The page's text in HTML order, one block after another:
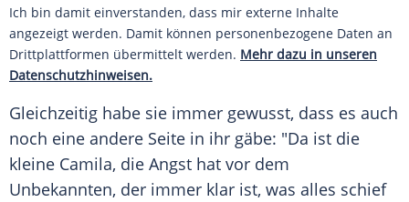
Ich bin damit einverstanden, dass mir externe Inhalte
angezeigt werden. Damit können personenbezogene Daten an
Drittplattformen übermittelt werden. Mehr dazu in unseren
Datenschutzhinweisen.
Gleichzeitig habe sie immer gewusst, dass es auch
noch eine andere Seite in ihr gäbe: "Da ist die
kleine Camila, die Angst hat vor dem
Unbekannten, der immer klar ist, was alles schief